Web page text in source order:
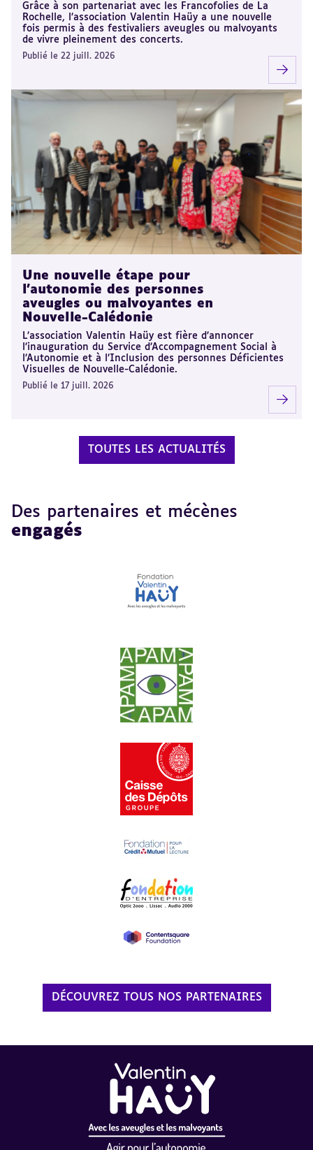
Grâce à son partenariat avec les Francofolies de La
Rochelle, l’association Valentin Haüy a une nouvelle
fois permis à des festivaliers aveugles ou malvoyants
de vivre pleinement des concerts.
Publié le 22 juill. 2026
Une nouvelle étape pour
l’autonomie des personnes
aveugles ou malvoyantes en
Nouvelle-Calédonie
L’association Valentin Haüy est fière d’annoncer
l’inauguration du Service d’Accompagnement Social à
l’Autonomie et à l’Inclusion des personnes Déficientes
Visuelles de Nouvelle-Calédonie.
Publié le 17 juill. 2026
TOUTES LES ACTUALITÉS
Des partenaires et mécènes
engagés
DÉCOUVREZ TOUS NOS PARTENAIRES